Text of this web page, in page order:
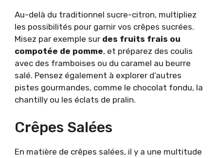
Au-delà du traditionnel sucre-citron, multipliez
les possibilités pour garnir vos crêpes sucrées.
Misez par exemple sur des fruits frais ou
compotée de pomme, et préparez des coulis
avec des framboises ou du caramel au beurre
salé. Pensez également à explorer d’autres
pistes gourmandes, comme le chocolat fondu, la
chantilly ou les éclats de pralin.
Crêpes Salées
En matière de crêpes salées, il y a une multitude